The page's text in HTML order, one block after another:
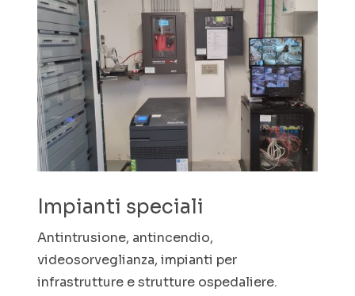
Impianti speciali
Antintrusione, antincendio,
videosorveglianza, impianti per
infrastrutture e strutture ospedaliere.